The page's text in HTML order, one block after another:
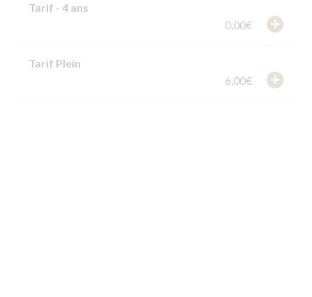
Tarif - 4 ans
0,00€
add
Tarif Plein
6,00€
add